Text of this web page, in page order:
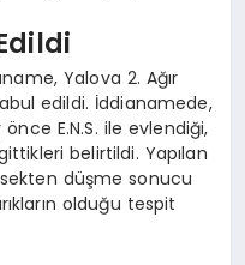
Yalova 2. Ağır
edildi. İddianamede,
E.N.S. ile evlendiği,
belirtildi. Yapılan
düşme sonucu
olduğu tespit